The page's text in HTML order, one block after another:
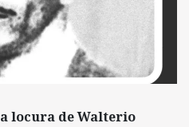
locura de Walterio